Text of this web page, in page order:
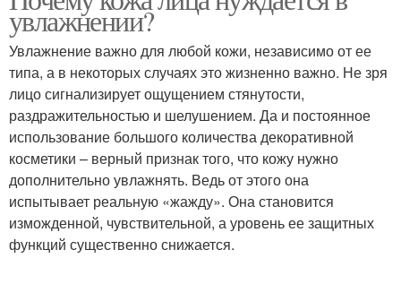
увлажнении?
Увлажнение важно для любой кожи, независимо от ее
типа, а в некоторых случаях это жизненно важно. Не зря
лицо сигнализирует ощущением стянутости,
раздражительностью и шелушением. Да и постоянное
использование большого количества декоративной
косметики – верный признак того, что кожу нужно
дополнительно увлажнять. Ведь от этого она
испытывает реальную «жажду». Она становится
изможденной, чувствительной, а уровень ее защитных
функций существенно снижается.